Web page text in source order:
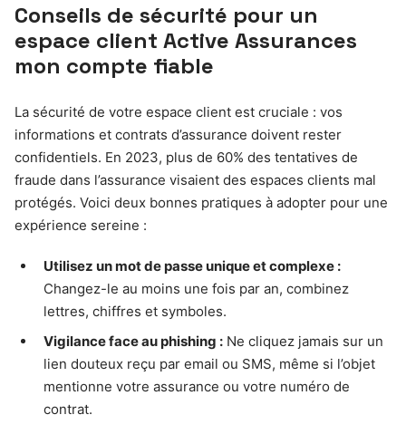
Conseils de sécurité pour un
espace client Active Assurances
mon compte fiable
La sécurité de votre espace client est cruciale : vos
informations et contrats d’assurance doivent rester
confidentiels. En 2023, plus de 60% des tentatives de
fraude dans l’assurance visaient des espaces clients mal
protégés. Voici deux bonnes pratiques à adopter pour une
expérience sereine :
Utilisez un mot de passe unique et complexe :
Changez-le au moins une fois par an, combinez
lettres, chiffres et symboles.
Vigilance face au phishing : Ne cliquez jamais sur un
lien douteux reçu par email ou SMS, même si l’objet
mentionne votre assurance ou votre numéro de
contrat.